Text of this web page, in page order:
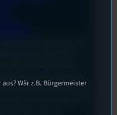
“Eurovision
Der schwedische ESC
ist besonders beliebt
euch nach Schweden, wo
Institution ist.
Wär z.B. Bürgermeister